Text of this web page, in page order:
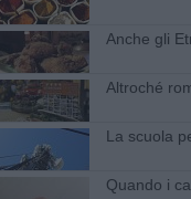
Anche gli
Altroché
La scuola
Quando i